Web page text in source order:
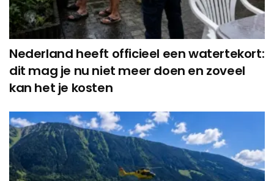
Nederland heeft officieel een watertekort:
dit mag je nu niet meer doen en zoveel
kan het je kosten